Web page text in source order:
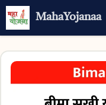
Skip
MahaYojanaa